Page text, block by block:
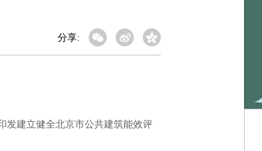
分享:
发建立健全北京市公共建筑能效评